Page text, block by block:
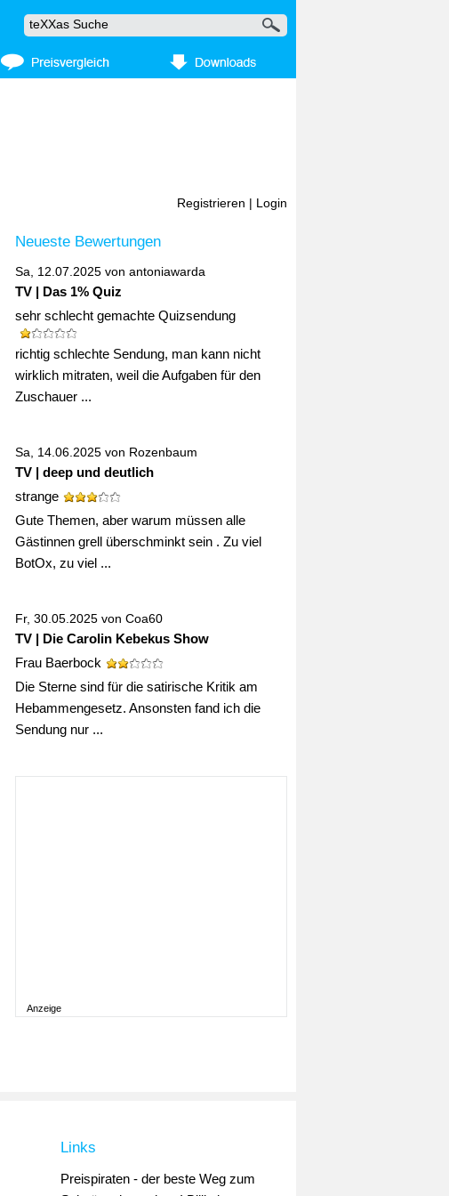
Registrieren Login
Neueste Bewertungen
Sa, 12.07.2025 von antoniawarda
TV | Das 1% Quiz
sehr schlecht gemachte Quizsendung
richtig schlechte Sendung, man kann nicht
wirklich mitraten, weil die Aufgaben für den
Zuschauer ...
Sa, 14.06.2025 von Rozenbaum
TV | deep und deutlich
strange
Gute Themen, aber warum müssen alle
Gästinnen grell überschminkt sein . Zu viel
BotOx, zu viel ...
Fr, 30.05.2025 von Coa60
TV | Die Carolin Kebekus Show
Frau Baerbock
Die Sterne sind für die satirische Kritik am
Hebammengesetz. Ansonsten fand ich die
Sendung nur ...
Anzeige
Links
Preispiraten - der beste Weg zum